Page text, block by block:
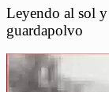
Leyendo al sol
guardapolvo